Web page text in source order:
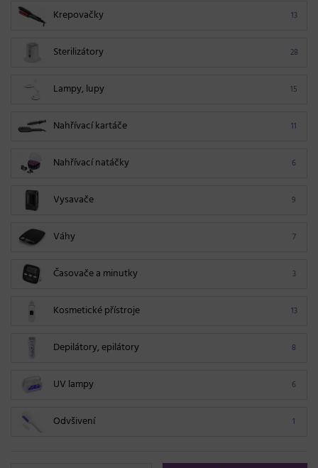
13
Krepovačky
28
Sterilizátory
15
Lampy, lupy
11
Nahřívací kartáče
6
Nahřívací natáčky
9
Vysavače
7
Váhy
3
Časovače a minutky
13
Kosmetické přístroje
8
Depilátory, epilátory
6
UV lampy
1
Odvšivení